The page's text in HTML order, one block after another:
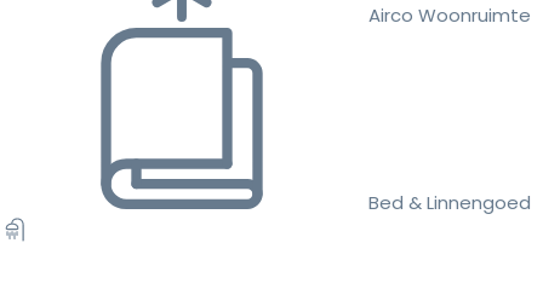
Airco Woonruimte
Bed & Linnengoed